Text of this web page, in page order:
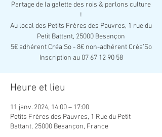
Partage de la galette des rois & parlons culture
!
Au local des Petits Frères des Pauvres, 1 rue du
Petit Battant, 25000 Besançon
5€ adhérent Créa’So - 8€ non-adhérent Créa’So
Inscription au 07 67 12 90 58
Heure et lieu
11 janv. 2024, 14:00 – 17:00
Petits Frères des Pauvres, 1 Rue du Petit
Battant, 25000 Besançon, France